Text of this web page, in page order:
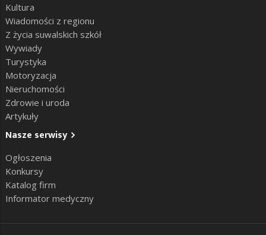
Kultura
Wiadomości z regionu
Z życia suwalskich szkół
Wywiady
Turystyka
Motoryzacja
Nieruchomości
Zdrowie i uroda
Artykuły
Nasze serwisy
Ogłoszenia
Konkursy
Katalog firm
Informator medyczny